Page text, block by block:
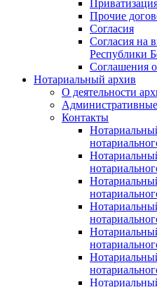
Прочие
Согласия
Согласия на
Республики
Соглашения
Нотариальный архив
О деятельности
Контакты